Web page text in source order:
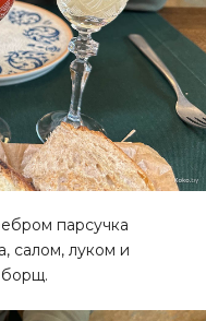
парсучка
салом, луком и